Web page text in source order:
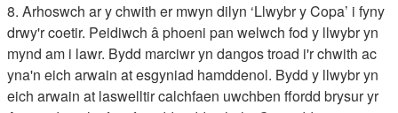
8. Arhoswch ar y chwith er mwyn dilyn ‘Llwybr y Copa’ i fyny
drwy'r coetir. Peidiwch â phoeni pan welwch fod y llwybr yn
mynd am i lawr. Bydd marciwr yn dangos troad i'r chwith ac
yna'n eich arwain at esgyniad hamddenol. Bydd y llwybr yn
eich arwain at laswelltir calchfaen uwchben ffordd brysur yr